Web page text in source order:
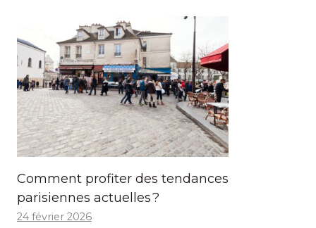
Comment profiter des tendances
parisiennes actuelles ?
24 février 2026